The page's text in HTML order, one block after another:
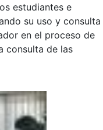
estudiantes e
su uso y consulta
en el proceso de
consulta de las